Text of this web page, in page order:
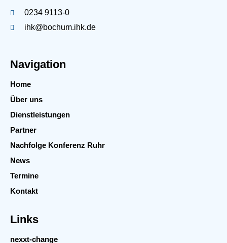
0234 9113-0
ihk@bochum.ihk.de
Navigation
Home
Über uns
Dienstleistungen
Partner
Nachfolge Konferenz Ruhr
News
Termine
Kontakt
Links
nexxt-change